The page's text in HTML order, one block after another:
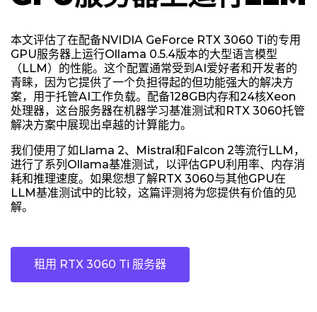
本文评估了在配备NVIDIA GeForce RTX 3060 Ti的专用
GPU服务器上运行Ollama 0.5.4版本的大型语言模型
（LLM）的性能。这个配置通常受到AI爱好者和开发者的
青睐，因为它提供了一个负担得起的但功能强大的解决方
案，用于托管AI工作负载。配备128GB内存和24核Xeon
处理器，这台服务器在机器学习基准测试和RTX 3060托管
解决方案中展现出卓越的计算能力。
我们使用了如Llama 2、Mistral和Falcon 2等流行LLM，
进行了系列Ollama基准测试，以评估GPU利用率、内存消
耗和推理速度。如果您想了解RTX 3060与其他GPU在
LLM基准测试中的比较，这篇评测将为您提供有价值的见
解。
租用 RTX 3060 Ti 服务器